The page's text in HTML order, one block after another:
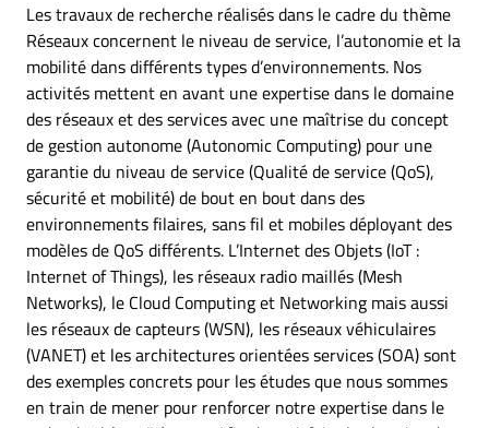
Les travaux de recherche réalisés dans le cadre du thème
Réseaux concernent le niveau de service, l’autonomie et la
mobilité dans différents types d’environnements. Nos
activités mettent en avant une expertise dans le domaine
des réseaux et des services avec une maîtrise du concept
de gestion autonome (Autonomic Computing) pour une
garantie du niveau de service (Qualité de service (QoS),
sécurité et mobilité) de bout en bout dans des
environnements filaires, sans fil et mobiles déployant des
modèles de QoS différents. L’Internet des Objets (IoT :
Internet of Things), les réseaux radio maillés (Mesh
Networks), le Cloud Computing et Networking mais aussi
les réseaux de capteurs (WSN), les réseaux véhiculaires
(VANET) et les architectures orientées services (SOA) sont
des exemples concrets pour les études que nous sommes
en train de mener pour renforcer notre expertise dans le